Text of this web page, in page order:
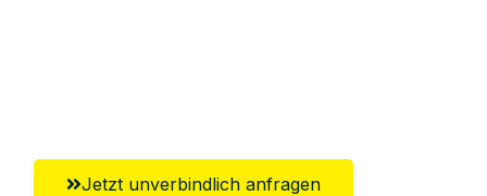
Jetzt unverbindlich anfragen